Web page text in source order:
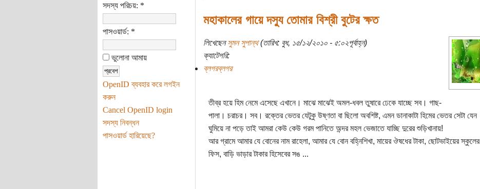
সদস্য পরিচয়: *
পাসওয়ার্ড: *
ভুলোনা আমায়
OpenID ব্যবহার করে লগইন
করুন
Cancel OpenID login
সদস্য নিবন্ধন
পাসওয়ার্ড হারিয়েছে?
মহাকালের গায়ে দস্যু তোমার বিশ্রী বুটের ক্ষত
লিখেছেনসুমন সুপান্থ(তারিখ: বুধ, ১৫/১২/২০১০ - ৫:০২পূর্বাহ্ন)
ক্যাটেগরি:
ব্লগরব্লগর
তীব্র হয়ে হিম নেমে এসেছে এখানে। মাঝে মাঝেই অমল-ধবল তুষারে ঢেকে যাচ্ছে সব। গাছ-
পালা। চরাচর। সব। রক্তের ভেতর যেটুকু উষ্ণতা বা ছিলো অবশিষ্ট, এমন ডানাকাটা হিমের ভেতর সেটা যেন
ঘুমিয়ে না পড়ে তাই আমরা কেউ কেউ গরম পানিতে অন্দর মহল ভেজাতে যাচ্ছি দুরের শুড়িখানায়!
আর গ্রামে আমার যে বোনের নাম রাহেলা, আমার যে বোন বহ্নিশিখা, মায়ের ঔষধের টাকা, ছোটভাইয়ের স্কুলের
ফিস, বাড়ি ভাড়ার টাকার হিসেবের সঙ ...